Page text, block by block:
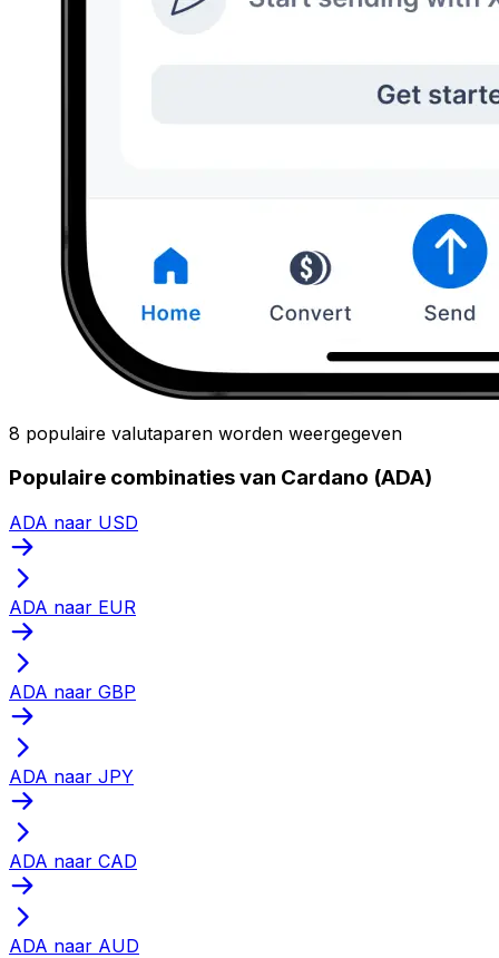
8 populaire valutaparen worden weergegeven
Populaire combinaties van Cardano (ADA)
ADA naar USD
ADA naar EUR
ADA naar GBP
ADA naar JPY
ADA naar CAD
ADA naar AUD